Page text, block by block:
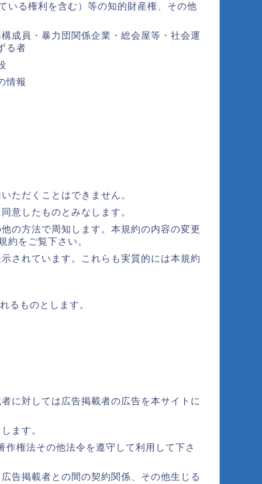
いる権利を含む）等の知的財産権、その他
成員・暴力団関係企業・総会屋等・社会運
る者
情報
ただくことはできません。
意したものとみなします。
の方法で周知します。本規約の内容の変更
約をご覧下さい。
されています。これらも実質的には本規約
るものとします。
に対しては広告掲載者の広告を本サイトに
ます。
権法その他法令を遵守して利用して下さ
告掲載者との間の契約関係、その他生じる